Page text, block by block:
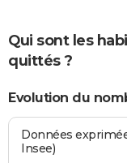
Qui sont les
quittés ?
Evolution du
Données
Insee)